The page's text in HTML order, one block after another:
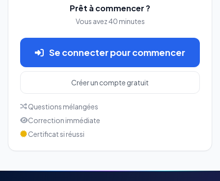
Prêt à commencer ?
Vous avez 40 minutes
Se connecter pour commencer
Créer un compte gratuit
Questions mélangées
Correction immédiate
Certificat si réussi